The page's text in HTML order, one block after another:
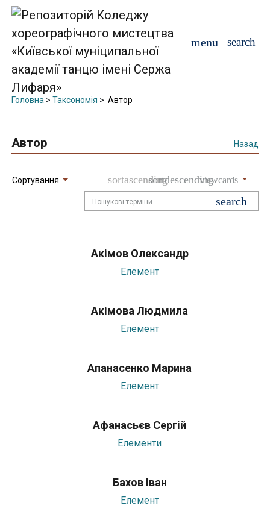
Головна > Таксономія > Автор
Автор Назад
Сортування
Акімов Олександр
Елемент
Акімова Людмила
Елемент
Апанасенко Марина
Елемент
Афанасьєв Сергій
Елементи
Бахов Іван
Елемент